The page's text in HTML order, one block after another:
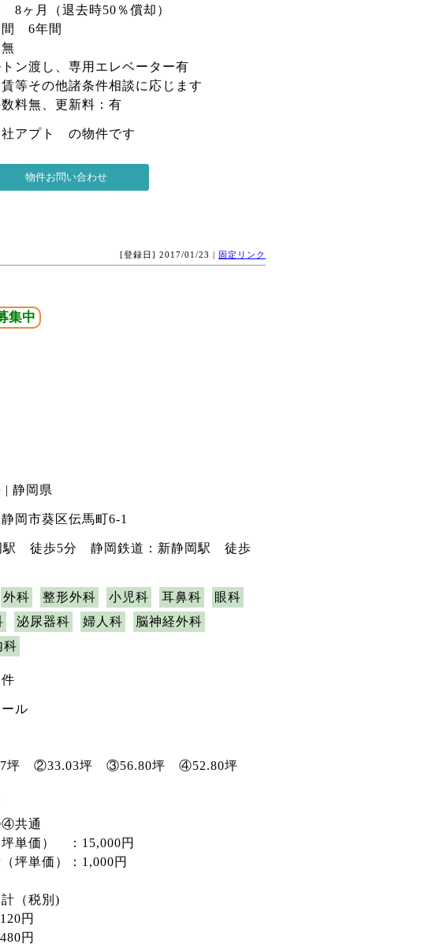
8ヶ月（退去時50％償却）
間 6年間
ン渡し、専用エレベーター有
等その他諸条件相談に応じます
料無、更新料：有
社アプト の物件です
[登録日] 2017/01/23 | 固定リンク
集中
静岡県
岡市葵区伝馬町6-1
駅 徒歩5分 静岡鉄道：新静岡駅 徒歩
外科 整形外科 小児科 耳鼻科
眼科
泌尿器科 婦人科
脳神経外科
科
ル
坪 ②33.03坪 ③56.80坪 ④52.80坪
通
単価） ：15,000円
坪単価）：1,000円
（税別)
円
円